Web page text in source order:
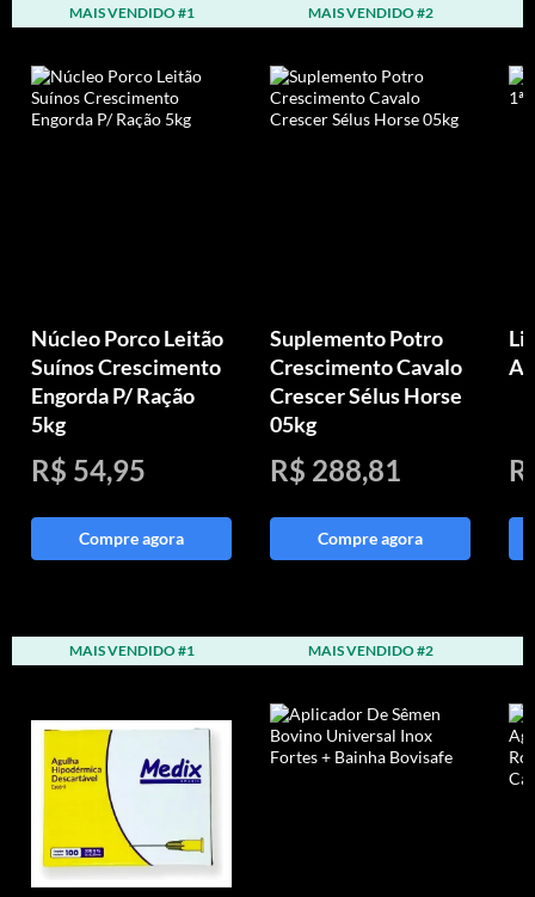
MAIS VENDIDO #1
Núcleo Porco Leitão
Suínos Crescimento
Engorda P/ Ração
5kg
R$ 54,95
Compre agora
MAIS VENDIDO #2
Suplemento Potro
Crescimento Cavalo
Crescer Sélus Horse
05kg
R$ 288,81
Compre agora
MAIS VENDIDO #1 MAIS VENDIDO #2